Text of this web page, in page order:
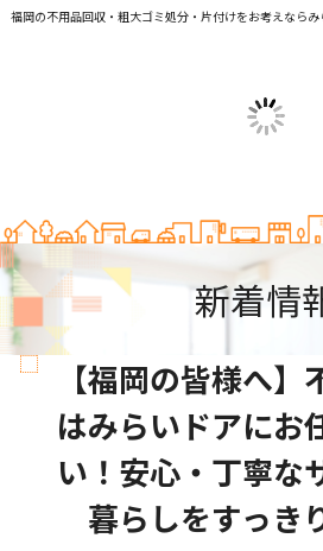
福岡の不用品回収・粗大ゴミ処分・片付けをお考えならみ
新着情
【福岡の皆様へ】
はみらいドアにお
い！安心・丁寧な
暮らしをすっき